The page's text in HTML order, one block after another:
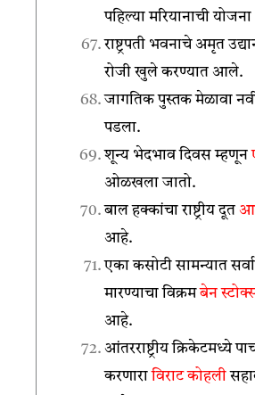
पहिल्या मरियानाची
राष्ट्रपती भवनाचे अमृत
रोजी खुले करण्यात आले.
जागतिक पुस्तक मेळावा
पडला.
शून्य भेदभाव दिवस म्हणून
ओळखला जातो.
बाल हक्कांचा राष्ट्रीय दूत
आहे.
एका कसोटी सामन्यात
मारण्याचा विक्रमबेन
आहे.
आंतरराष्ट्रीय क्रिकेटमध्ये
करणाराविराट कोहली